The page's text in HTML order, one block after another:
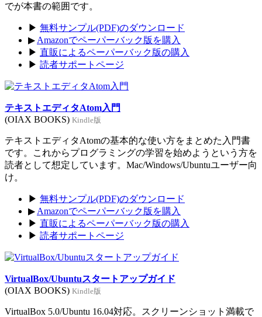
でが本書の範囲です。
▶ 無料サンプル(PDF)のダウンロード
▶ Amazonでペーパーバック版を購入
▶ 直販によるペーパーバック版の購入
▶ 読者サポートページ
テキストエディタAtom入門
(OIAX BOOKS) Kindle版
テキストエディタAtomの基本的な使い方をまとめた入門書
です。これからプログラミングの学習を始めようという方を
読者として想定しています。Mac/Windows/Ubuntuユーザー向
け。
▶ 無料サンプル(PDF)のダウンロード
▶ Amazonでペーパーバック版を購入
▶ 直販によるペーパーバック版の購入
▶ 読者サポートページ
VirtualBox/Ubuntuスタートアップガイド
(OIAX BOOKS) Kindle版
VirtualBox 5.0/Ubuntu 16.04対応。スクリーンショット満載で